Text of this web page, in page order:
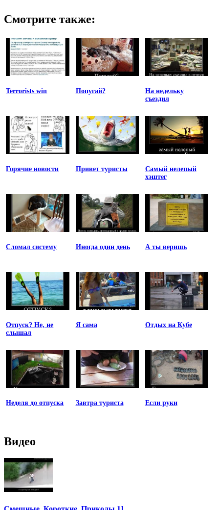
Смотрите также:
Terrorists win Попугай?
На недельку
съездил
Горячие новости Привет туристы
Самый нелепый
хэштег
Сломал систему Иногда один день А ты веришь
Отпуск? Не, не
слышал
Я сама Отдых на Кубе
Неделя до отпуска Завтра туриста Если руки
Видео